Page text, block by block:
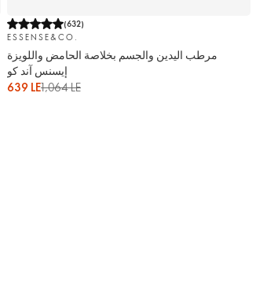
(632)
ESSENSE&CO.
مرطب اليدين والجسم بخلاصة الحامض واللويزة
إيسنس آند كو
639 LE1,064 LE